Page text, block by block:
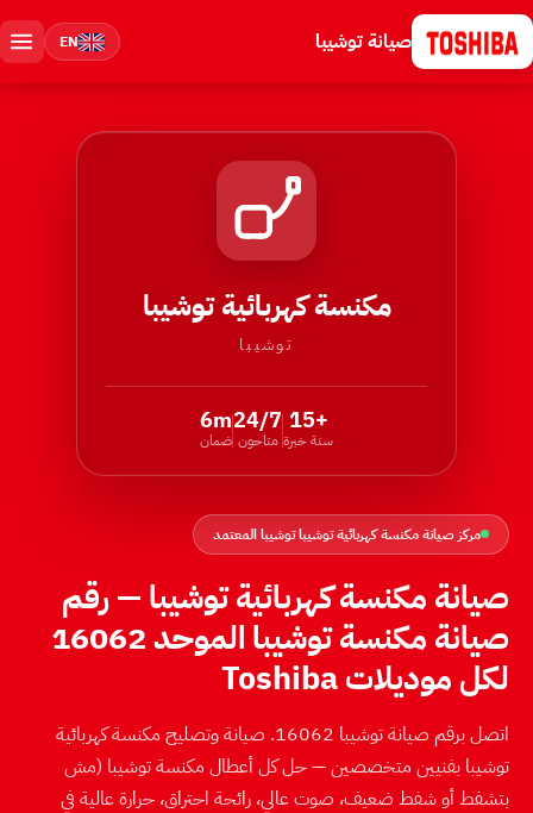
صيانة توشيبا EN
مركز صيانة مكنسة كهربائية توشيبا توشيبا المعتمد
صيانة مكنسة كهربائية توشيبا — رقم
صيانة مكنسة توشيبا الموحد 16062
لكل موديلات Toshiba
اتصل برقم صيانة توشيبا 16062. صيانة وتصليح مكنسة كهربائية
توشيبا بفنيين متخصصين — حل كل أعطال مكنسة توشيبا ⁨(مش
بتشفط أو شفط ضعيف، صوت عالي، رائحة احتراق، حرارة عالية في
مكنسة كهربائية توشيبا
توشيبا
+15
سنة خبرة
24/7
متاحون
6m
ضمان